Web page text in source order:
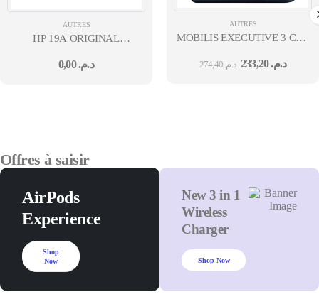
AUTRES
HP 19A ORIGINAL
(CF219A)HP LJ
د.م.0,00
AUTRES
MOBILIS EXECUTIVE 3
د.م.274,40 د.م.233,20
Offres à saisir
AirPods
Experience
Shop
Now
New 3 in 1
Wireless
Charger
Shop Now